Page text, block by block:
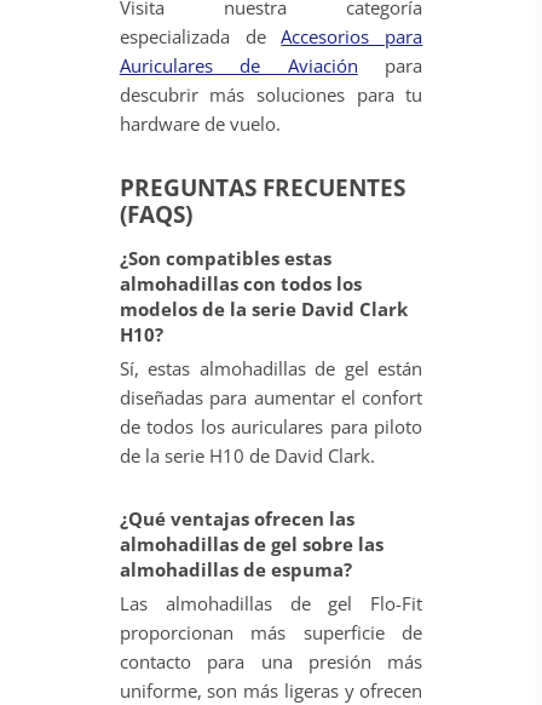
Visita nuestra categoría
especializada deAccesorios para
Auriculares de Aviación para
descubrir más soluciones para tu
hardware de vuelo.
PREGUNTAS FRECUENTES
(FAQS)
¿Son compatibles estas
almohadillas con todos los
modelos de la serie David Clark
H10?
Sí, estas almohadillas de gel están
diseñadas para aumentar el confort
de todos los auriculares para piloto
de la serie H10 de David Clark.
¿Qué ventajas ofrecen las
almohadillas de gel sobre las
almohadillas de espuma?
Las almohadillas de gel Flo-Fit
proporcionan más superficie de
contacto para una presión más
uniforme, son más ligeras y ofrecen